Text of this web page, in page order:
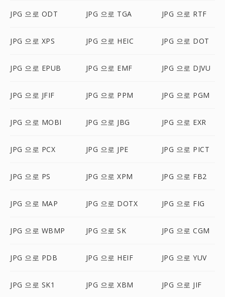
JPG 으로 ODT JPG 으로 TGA JPG 으로 RTF
JPG 으로 XPS JPG 으로 HEIC JPG 으로 DOT
JPG 으로 EPUB JPG 으로 EMF JPG 으로 DJVU
JPG 으로 JFIF JPG 으로 PPM JPG 으로 PGM
JPG 으로 MOBI JPG 으로 JBG JPG 으로 EXR
JPG 으로 PCX JPG 으로 JPE JPG 으로 PICT
JPG 으로 PS JPG 으로 XPM JPG 으로 FB2
JPG 으로 MAP JPG 으로 DOTX JPG 으로 FIG
JPG 으로 WBMP JPG 으로 SK JPG 으로 CGM
JPG 으로 PDB JPG 으로 HEIF JPG 으로 YUV
JPG 으로 SK1 JPG 으로 XBM JPG 으로 JIF